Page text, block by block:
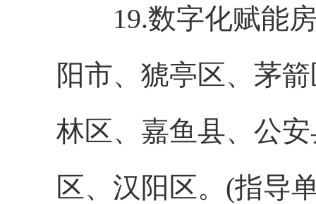
19.数字化赋能房
阳市、猇亭区、茅
林区、嘉鱼县、公
区、汉阳区。(指导